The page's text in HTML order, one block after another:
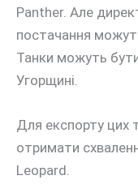
Panther. Але
постачання
Танки можуть
Угорщині.
Для експорту цих
отримати
Leopard.